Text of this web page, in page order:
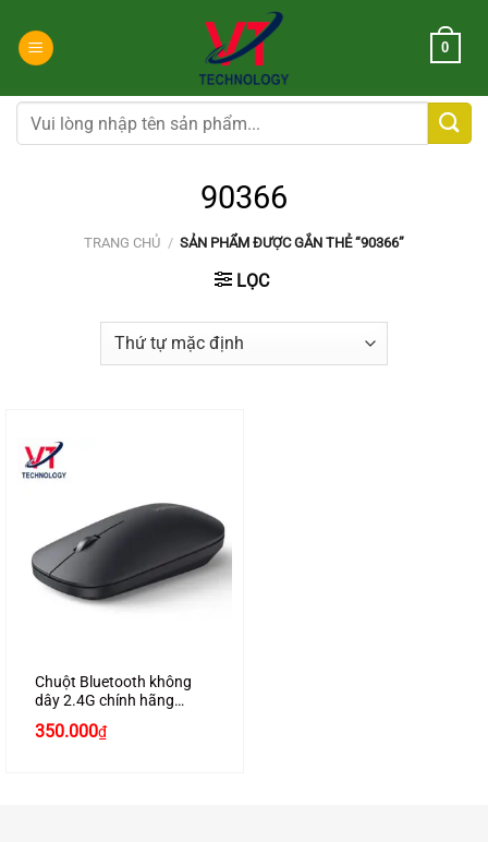
đến
dung
0
Tìm
kiếm:
90366
TRANG CHỦ / SẢN PHẨM ĐƯỢC GẮN THẺ “90366”
LỌC
Chuột Bluetooth không
dây 2.4G chính hãng
kép cao cấp
350.000₫